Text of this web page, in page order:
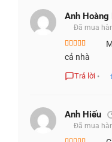
vụ nhẹ như lướt web
bởi các lõi tiết kiệm
Anh Hoàng
Đã mua
Được xếp
hạng55 sao
cả nhà
Trả lời •
Anh Hiếu
Đã mua